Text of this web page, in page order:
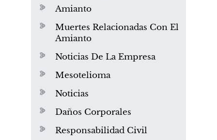
Amianto
Muertes Relacionadas Con El
Amianto
Noticias De La Empresa
Mesotelioma
Noticias
Daños Corporales
Responsabilidad Civil